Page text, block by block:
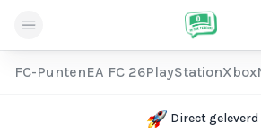
FC-PuntenEA FC 26PlayStationXbox
Direct geleverd